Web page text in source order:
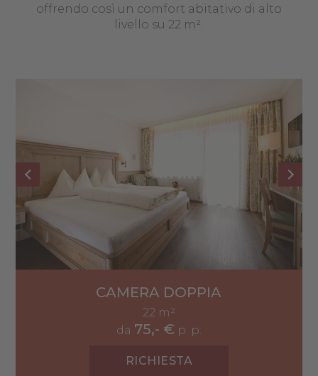
offrendo così un comfort abitativo di alto
livello su 22 m².
CAMERA DOPPIA
22 m²
da 75,- € p. p.
RICHIESTA